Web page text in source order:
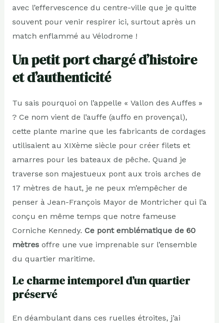
avec l’effervescence du centre-ville que je quitte
souvent pour venir respirer ici, surtout après un
match enflammé au Vélodrome !
Un petit port chargé d’histoire
et d’authenticité
Tu sais pourquoi on l’appelle « Vallon des Auffes »
? Ce nom vient de l’auffe (auffo en provençal),
cette plante marine que les fabricants de cordages
utilisaient au XIXème siècle pour créer filets et
amarres pour les bateaux de pêche. Quand je
traverse son majestueux pont aux trois arches de
17 mètres de haut, je ne peux m’empêcher de
penser à Jean-François Mayor de Montricher qui l’a
conçu en même temps que notre fameuse
Corniche Kennedy. Ce pont emblématique de 60
mètresoffre une vue imprenable sur l’ensemble
du quartier maritime.
Le charme intemporel d’un quartier
préservé
En déambulant dans ces ruelles étroites, j’ai